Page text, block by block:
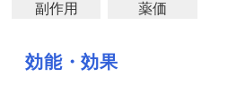
副作用
薬価
効能・効果